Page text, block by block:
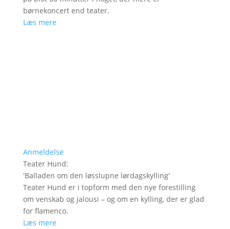
børnekoncert end teater.
Læs mere
Anmeldelse
Teater Hund:
'Balladen om den løsslupne lørdagskylling'
Teater Hund er i topform med den nye forestilling
om venskab og jalousi – og om en kylling, der er glad
for flamenco.
Læs mere